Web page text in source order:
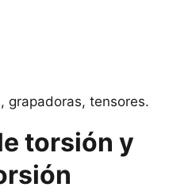
grapadoras, tensores.
torsión y